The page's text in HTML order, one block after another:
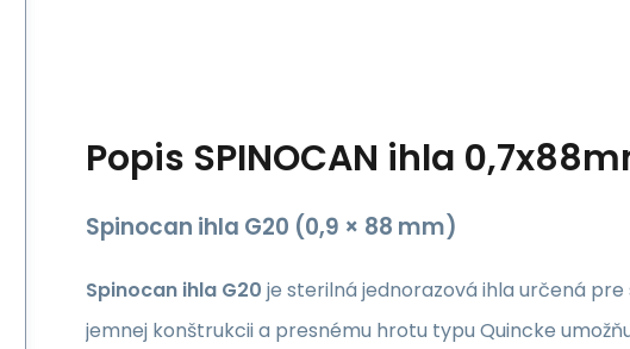
Popis SPINOCAN ihla
Spinocan ihla G20 (0,9 × 88 mm)
Spinocan ihla G20 je sterilná jednorazová ihla určená
jemnej konštrukcii a presnému hrotu typu Quincke